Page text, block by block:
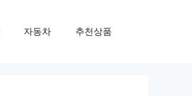
자동차 추천상품